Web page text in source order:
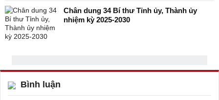
Chân dung 34 Bí thư Tỉnh ủy, Thành ủy
nhiệm kỳ 2025-2030
Bình luận